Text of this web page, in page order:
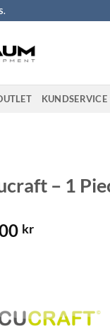
KUNDSERVICE
– 1
kr